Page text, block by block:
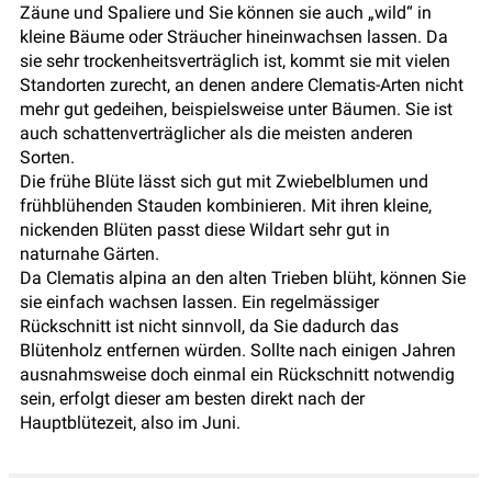
Zäune und Spaliere und Sie können sie auch „wild“ in
kleine Bäume oder Sträucher hineinwachsen lassen. Da
sie sehr trockenheitsverträglich ist, kommt sie mit vielen
Standorten zurecht, an denen andere Clematis-Arten nicht
mehr gut gedeihen, beispielsweise unter Bäumen. Sie ist
auch schattenverträglicher als die meisten anderen
Sorten.
Die frühe Blüte lässt sich gut mit Zwiebelblumen und
frühblühenden Stauden kombinieren. Mit ihren kleine,
nickenden Blüten passt diese Wildart sehr gut in
naturnahe Gärten.
Da Clematis alpina an den alten Trieben blüht, können Sie
sie einfach wachsen lassen. Ein regelmässiger
Rückschnitt ist nicht sinnvoll, da Sie dadurch das
Blütenholz entfernen würden. Sollte nach einigen Jahren
ausnahmsweise doch einmal ein Rückschnitt notwendig
sein, erfolgt dieser am besten direkt nach der
Hauptblütezeit, also im Juni.